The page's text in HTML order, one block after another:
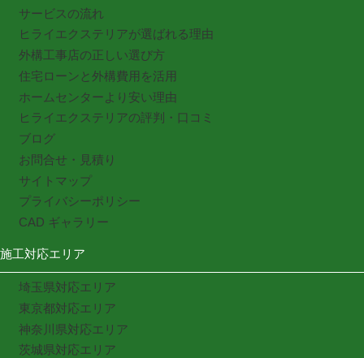
サービスの流れ
ヒライエクステリアが選ばれる理由
外構工事店の正しい選び方
住宅ローンと外構費用を活用
ホームセンターより安い理由
ヒライエクステリアの評判・口コミ
ブログ
お問合せ・見積り
サイトマップ
プライバシーポリシー
CAD ギャラリー
施工対応エリア
埼玉県対応エリア
東京都対応エリア
神奈川県対応エリア
茨城県対応エリア